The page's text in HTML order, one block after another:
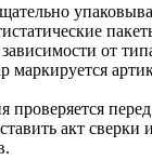
от
маркируется
проверяется
акт сверки